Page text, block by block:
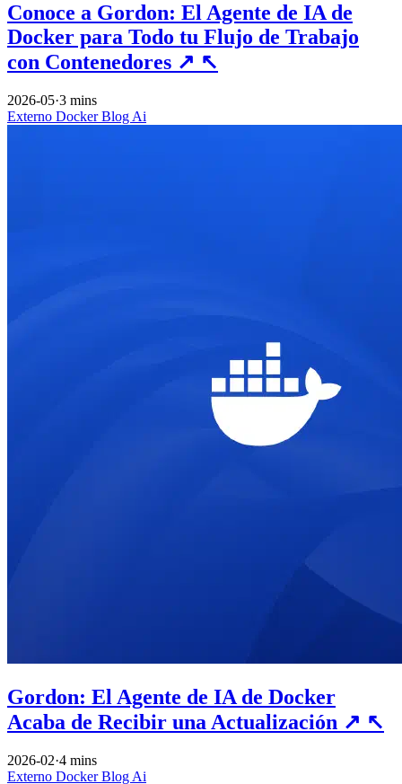
Conoce a Gordon: El Agente de IA de
Docker para Todo tu Flujo de Trabajo
con Contenedores ↗ ↖
2026-05·3 mins
Externo DockerBlog Ai
Gordon: El Agente de IA de Docker
Acaba de Recibir una Actualización ↗ ↖
2026-02·4 mins
Externo DockerBlog Ai